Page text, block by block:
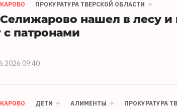
ПРОКУРАТУРА ТВЕРСКОЙ ОБЛАСТИ
нашел в лесу и
патронами
09:40
ДЕТИ АЛИМЕНТЫ ПРОКУРАТУРА